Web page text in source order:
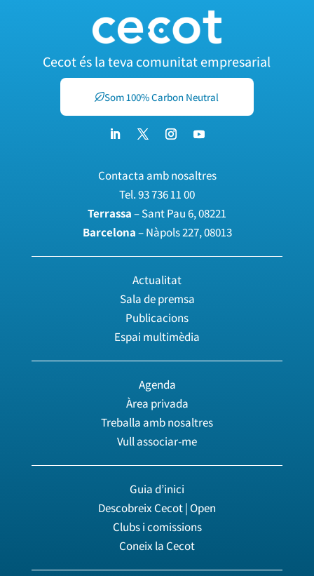
Cecot és la teva comunitat empresarial
Som 100% Carbon Neutral
Contacta amb nosaltres
Tel.93 736 11 00
Terrassa– Sant Pau 6, 08221
Barcelona– Nàpols 227, 08013
Actualitat
Sala de premsa
Publicacions
Espai multimèdia
Agenda
Àrea privada
Treballa amb nosaltres
Vull associar-me
Guia d’inici
Descobreix Cecot | Open
Clubs i comissions
Coneix la Cecot